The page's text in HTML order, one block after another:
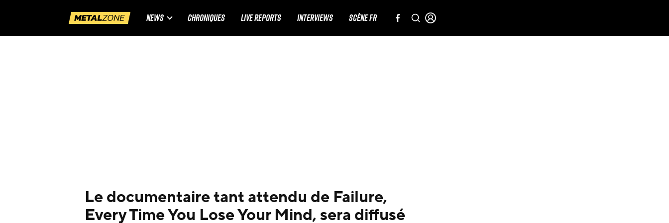
NEWS CHRONIQUES LIVE REPORTS INTERVIEWS SCÈNE FR
Le documentaire tant attendu de Failure,
Every Time You Lose Your Mind, sera diffusé